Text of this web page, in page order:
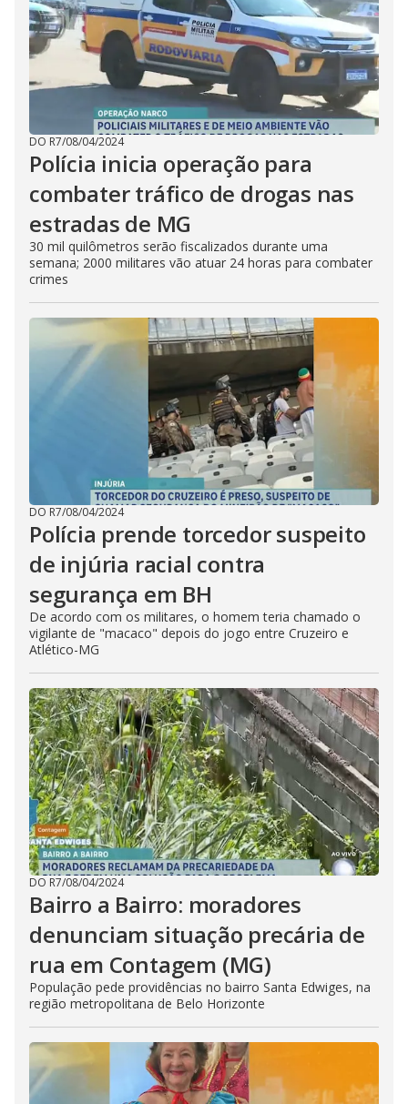
DO R7/08/04/2024
Polícia inicia operação para
combater tráfico de drogas nas
estradas de MG
30 mil quilômetros serão fiscalizados durante uma
semana; 2000 militares vão atuar 24 horas para combater
crimes
DO R7/08/04/2024
Polícia prende torcedor suspeito
de injúria racial contra
segurança em BH
De acordo com os militares, o homem teria chamado o
vigilante de "macaco" depois do jogo entre Cruzeiro e
Atlético-MG
DO R7/08/04/2024
Bairro a Bairro: moradores
denunciam situação precária de
rua em Contagem (MG)
População pede providências no bairro Santa Edwiges, na
região metropolitana de Belo Horizonte